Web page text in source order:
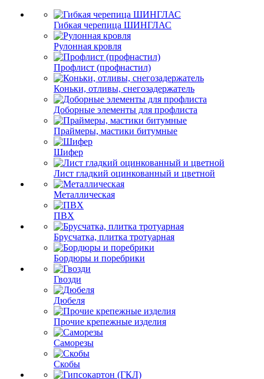
Гибкая черепица ШИНГЛАС
Рулонная кровля
Профлист (профнастил)
Коньки, отливы, снегозадержатель
Доборные элементы для профлиста
Праймеры, мастики битумные
Шифер
Лист гладкий оцинкованный и цветной
Металлическая
ПВХ
Брусчатка, плитка тротуарная
Бордюры и поребрики
Гвозди
Дюбеля
Прочие крепежные изделия
Саморезы
Скобы